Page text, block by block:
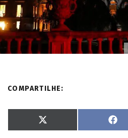
COMPARTILHE:
S
h
X
(
S
h
F
a